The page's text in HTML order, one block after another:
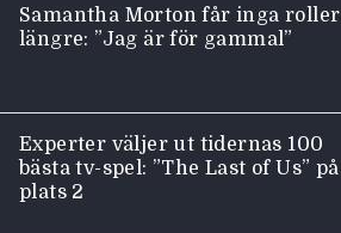
Samantha Morton får inga roller
längre: ”Jag är för gammal”
Experter väljer ut tidernas 100
bästa tv-spel: ”The Last of Us” på
plats 2